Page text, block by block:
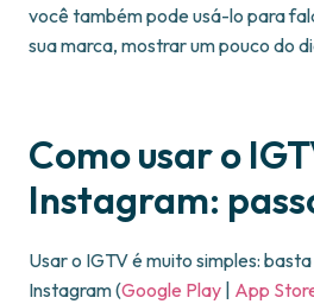
você também pode usá-lo para
sua marca, mostrar um pouco do
Como usar o
Instagram:
Usar o IGTV é muito simples:
Instagram (Google Play App